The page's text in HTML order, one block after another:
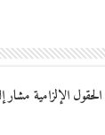
الحقول الإلزامية مشار